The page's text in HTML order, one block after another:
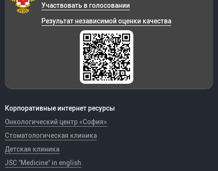
Корпоративные интернет ресурсы
Онкологический центр «София»
Стоматологическая клиника
Детская клиника
JSC "Medicine" in english
Участвовать в голосовании
Результат независимой оценки качества